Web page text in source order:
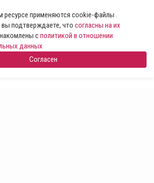
применяются cookie-файлы .
вы подтверждаете, что согласны на их
сполитикой в отношении
данных
Согласен